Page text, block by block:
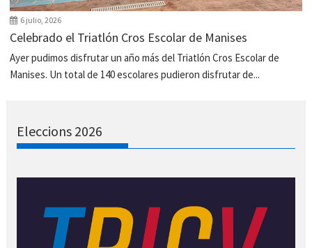
6 julio, 2026
Celebrado el Triatlón Cros Escolar de Manises
Ayer pudimos disfrutar un año más del Triatlón Cros Escolar de
Manises. Un total de 140 escolares pudieron disfrutar de...
Eleccions 2026